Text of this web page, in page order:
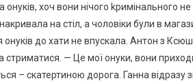
хоч вони нічого kримінального
на стіл, а чоловіки були в
до хати не впускала. Антон з
— Це мої онуки, вони
– скатертиною дорога. Ганна відразу